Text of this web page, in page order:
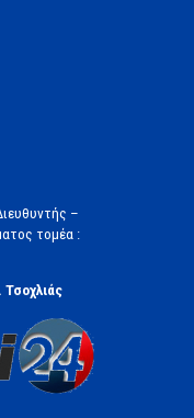
–
τομέα :